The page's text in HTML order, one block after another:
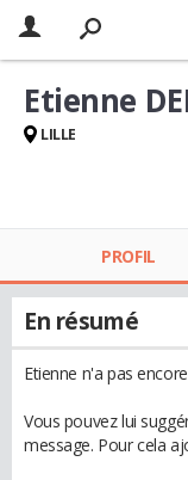
Etienne
LILLE
PROFIL
En résumé
Etienne n'a pas
Vous pouvez lui
message. Pour cela